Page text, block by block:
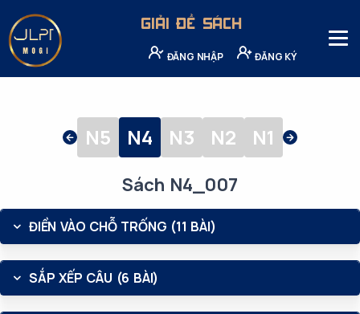
GIẢI ĐỀ SÁCH
ĐĂNG NHẬP ĐĂNG KÝ
N5 N4 N3 N2 N1
Sách N4_007
ĐIỀN VÀO CHỖ TRỐNG (11 BÀI)
SẮP XẾP CÂU (6 BÀI)